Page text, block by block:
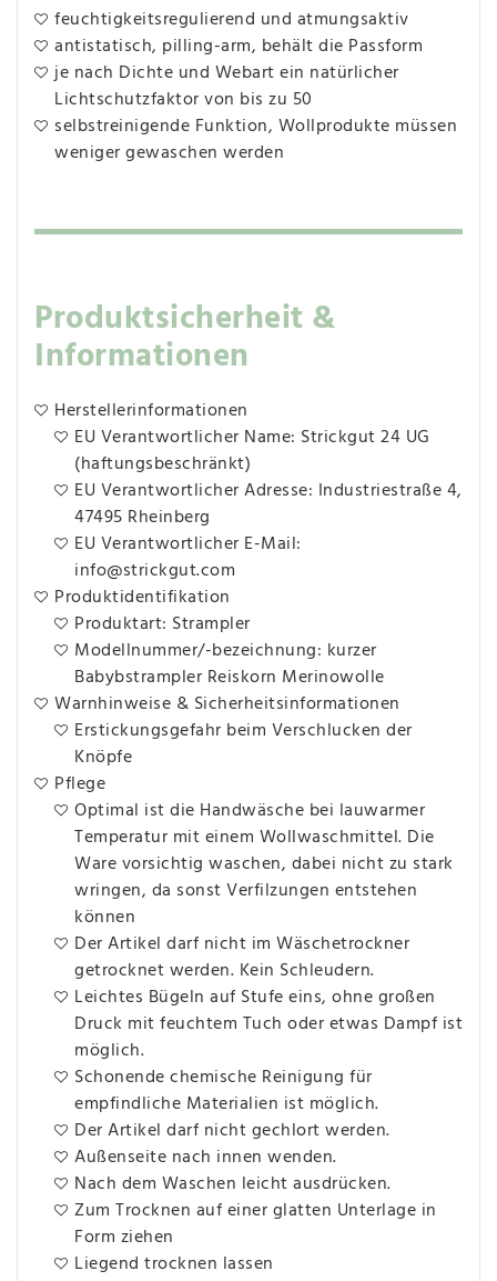
feuchtigkeitsregulierend und atmungsaktiv
antistatisch, pilling-arm, behält die Passform
je nach Dichte und Webart ein natürlicher
Lichtschutzfaktor von bis zu 50
selbstreinigende Funktion, Wollprodukte müssen
weniger gewaschen werden
Produktsicherheit &
Informationen
Herstellerinformationen
EU Verantwortlicher Name: Strickgut 24 UG
(haftungsbeschränkt)
EU Verantwortlicher Adresse: Industriestraße 4,
47495 Rheinberg
EU Verantwortlicher E-Mail:
info@strickgut.com
Produktidentifikation
Produktart: Strampler
Modellnummer/-bezeichnung: kurzer
Babybstrampler Reiskorn Merinowolle
Warnhinweise & Sicherheitsinformationen
Erstickungsgefahr beim Verschlucken der
Knöpfe
Pflege
Optimal ist die Handwäsche bei lauwarmer
Temperatur mit einem Wollwaschmittel. Die
Ware vorsichtig waschen, dabei nicht zu stark
wringen, da sonst Verfilzungen entstehen
können
Der Artikel darf nicht im Wäschetrockner
getrocknet werden. Kein Schleudern.
Leichtes Bügeln auf Stufe eins, ohne großen
Druck mit feuchtem Tuch oder etwas Dampf ist
möglich.
Schonende chemische Reinigung für
empfindliche Materialien ist möglich.
Der Artikel darf nicht gechlort werden.
Außenseite nach innen wenden.
Nach dem Waschen leicht ausdrücken.
Zum Trocknen auf einer glatten Unterlage in
Form ziehen
Liegend trocknen lassen